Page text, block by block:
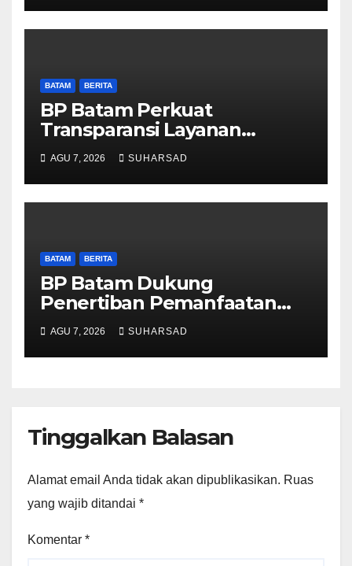
Obat Aman
BATAM BERITA
BP Batam Perkuat
Transparansi Layanan
Pertanahan, Alokasi Tanah
Reguler Segera Hadir Melalui
LMS
AGU 7, 2026 SUHARSAD
BATAM BERITA
BP Batam Dukung
Penertiban Pemanfaatan
Ruang Laut Sesuai
Ketentuan Peraturan
Perundang-undangan
AGU 7, 2026 SUHARSAD
Tinggalkan Balasan
Alamat email Anda tidak akan dipublikasikan. Ruas
yang wajib ditandai *
Komentar *